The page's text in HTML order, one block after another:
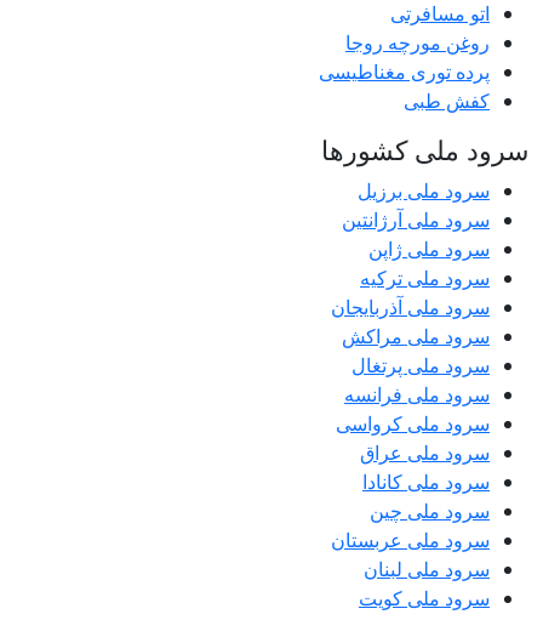
اتو مسافرتی
روغن مورچه روجا
پرده توری مغناطیسی
کفش طبی
سرود ملی کشورها
سرود ملی برزیل
سرود ملی آرژانتین
سرود ملی ژاپن
سرود ملی ترکیه
سرود ملی آذربایجان
سرود ملی مراکش
سرود ملی پرتغال
سرود ملی فرانسه
سرود ملی کرواسی
سرود ملی عراق
سرود ملی کانادا
سرود ملی چین
سرود ملی عربستان
سرود ملی لبنان
سرود ملی کویت